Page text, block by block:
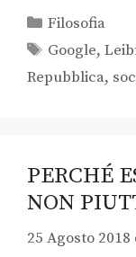
Filosofia
Google,
Repubblica,
PERCHÉ
NON
25 Agosto 2018